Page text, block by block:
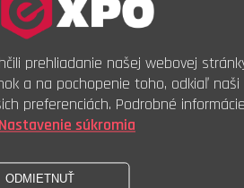
prehliadanie našej webovej
a na pochopenie toho, odkiaľ naši
preferenciách. Podrobné
Nastavenie súkromia